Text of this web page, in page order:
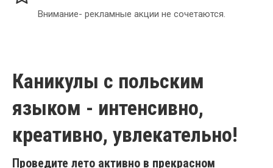
Внимание- рекламные акции не сочетаются.
Каникулы с польским
языком - интенсивно,
креативно, увлекательно!
Проведите лето активно в прекрасном